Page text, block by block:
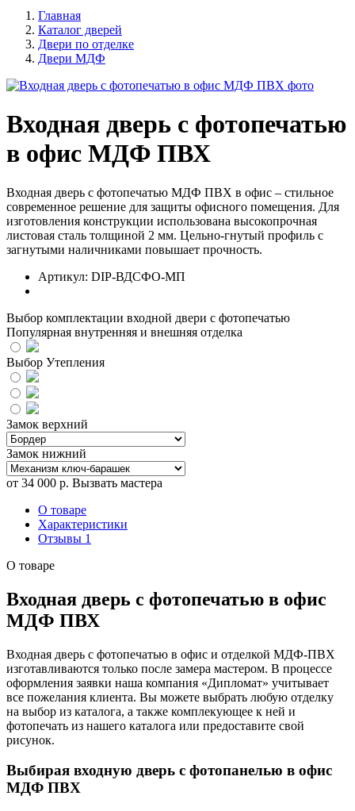
Главная
Каталог дверей
Двери по отделке
Двери МДФ
Входная дверь с фотопечатью
в офис МДФ ПВХ
Входная дверь с фотопечатью МДФ ПВХ в офис – стильное
современное решение для защиты офисного помещения. Для
изготовления конструкции использована высокопрочная
листовая сталь толщиной 2 мм. Цельно-гнутый профиль с
загнутыми наличниками повышает прочность.
Артикул: DIP-ВДСФО-МП
Выбор комплектации входной двери с фотопечатью
Популярная внутренняя и внешняя отделка
Выбор Утепления
Замок верхний
Замок нижний
от 34 000 р. Вызвать мастера
О товаре
Характеристики
Отзывы 1
О товаре
Входная дверь с фотопечатью в офис
МДФ ПВХ
Входная дверь с фотопечатью в офис и отделкой МДФ-ПВХ
изготавливаются только после замера мастером. В процессе
оформления заявки наша компания «Дипломат» учитывает
все пожелания клиента. Вы можете выбрать любую отделку
на выбор из каталога, а также комплекующее к ней и
фотопечать из нашего каталога или предоставите свой
рисунок.
Выбирая входную дверь с фотопанелью в офис
МДФ ПВХ